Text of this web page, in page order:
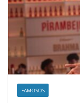
FAMOSOS